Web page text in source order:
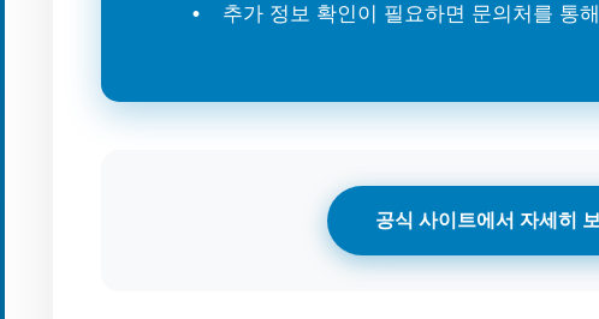
추가 정보 확인이 필요하면 문의처를 통
공식 사이트에서 자세히 보